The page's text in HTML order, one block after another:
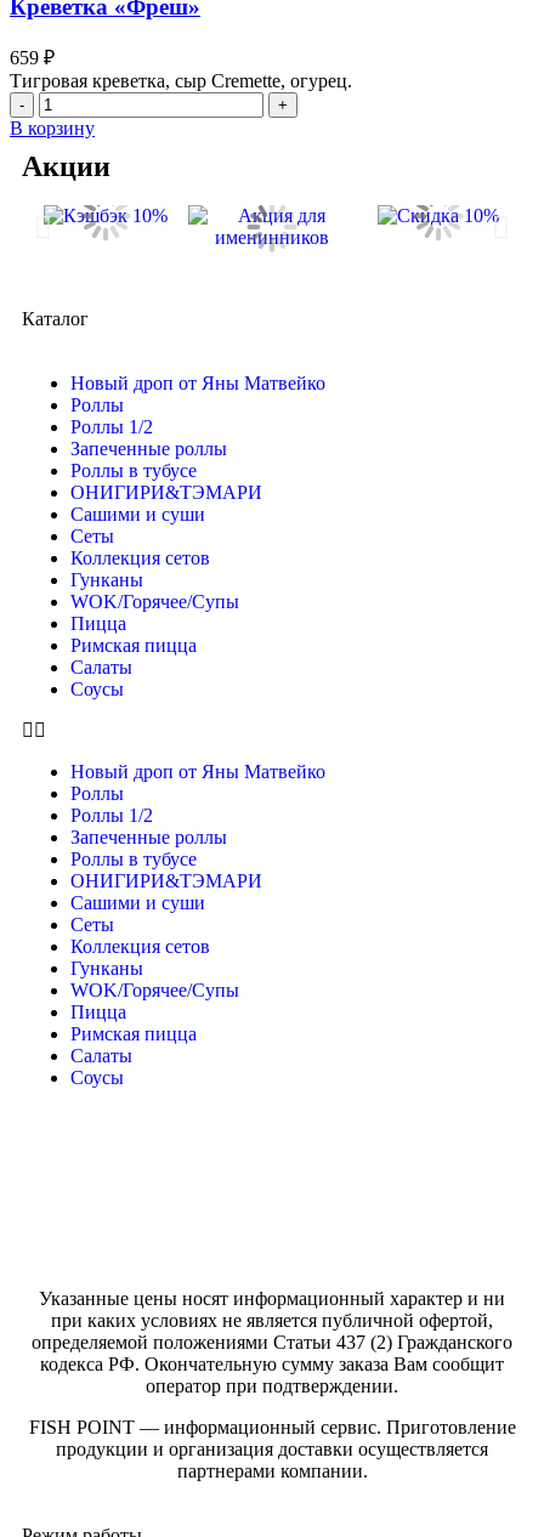
Креветка «Фреш»
659 ₽
Тигровая креветка, сыр Cremette, огурец.
В корзину
Акции
Каталог
Новый дроп от Яны Матвейко
Роллы
Роллы 1/2
Запеченные роллы
Роллы в тубусе
ОНИГИРИ&ТЭМАРИ
Сашими и суши
Сеты
Коллекция сетов
Гунканы
WOK/Горячее/Супы
Пицца
Римская пицца
Салаты
Соусы
Новый дроп от Яны Матвейко
Роллы
Роллы 1/2
Запеченные роллы
Роллы в тубусе
ОНИГИРИ&ТЭМАРИ
Сашими и суши
Сеты
Коллекция сетов
Гунканы
WOK/Горячее/Супы
Пицца
Римская пицца
Салаты
Соусы
Указанные цены носят информационный характер и ни
при каких условиях не является публичной офертой,
определяемой положениями Статьи 437 (2) Гражданского
кодекса РФ. Окончательную сумму заказа Вам сообщит
оператор при подтверждении.
FISH POINT — информационный сервис. Приготовление
продукции и организация доставки осуществляется
партнерами компании.